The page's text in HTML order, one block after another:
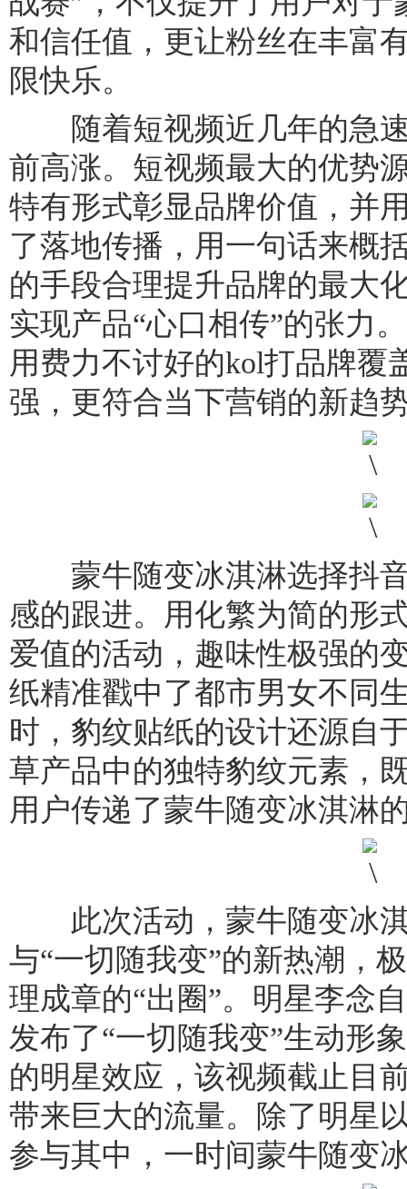
和信任值，更让粉丝在丰富
限快乐。
随着短视频近几年的急速
前高涨。短视频最大的优势
特有形式彰显品牌价值，并
了落地传播，用一句话来概
的手段合理提升品牌的最大
实现产品“心口相传”的张力
用费力不讨好的kol打品牌覆
强，更符合当下营销的新趋
蒙牛随变冰淇淋选择抖音
感的跟进。用化繁为简的形
爱值的活动，趣味性极强的
纸精准戳中了都市男女不同
时，豹纹贴纸的设计还源自
草产品中的独特豹纹元素，
用户传递了蒙牛随变冰淇淋
此次活动，蒙牛随变冰淇
与“一切随我变”的新热潮，
理成章的“出圈”。明星李念
发布了“一切随我变”生动形
的明星效应，该视频截止目
带来巨大的流量。除了明星
参与其中，一时间蒙牛随变